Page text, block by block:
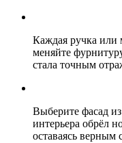
Каждая ручка
меняйте
стала точным
Выберите фасад
интерьера обрёл
оставаясь верным